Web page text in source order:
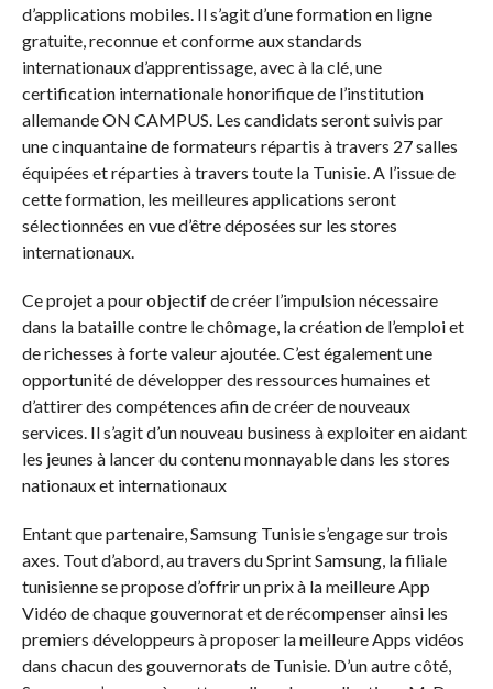
d’applications mobiles. Il s’agit d’une formation en ligne
gratuite, reconnue et conforme aux standards
internationaux d’apprentissage, avec à la clé, une
certification internationale honorifique de l’institution
allemande ON CAMPUS. Les candidats seront suivis par
une cinquantaine de formateurs répartis à travers 27 salles
équipées et réparties à travers toute la Tunisie. A l’issue de
cette formation, les meilleures applications seront
sélectionnées en vue d’être déposées sur les stores
internationaux.
Ce projet a pour objectif de créer l’impulsion nécessaire
dans la bataille contre le chômage, la création de l’emploi et
de richesses à forte valeur ajoutée. C’est également une
opportunité de développer des ressources humaines et
d’attirer des compétences afin de créer de nouveaux
services. Il s’agit d’un nouveau business à exploiter en aidant
les jeunes à lancer du contenu monnayable dans les stores
nationaux et internationaux
Entant que partenaire, Samsung Tunisie s’engage sur trois
axes. Tout d’abord, au travers du Sprint Samsung, la filiale
tunisienne se propose d’offrir un prix à la meilleure App
Vidéo de chaque gouvernorat et de récompenser ainsi les
premiers développeurs à proposer la meilleure Apps vidéos
dans chacun des gouvernorats de Tunisie. D’un autre côté,